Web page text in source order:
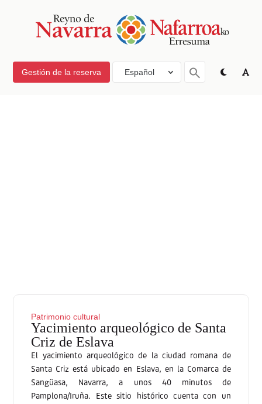
Gestión de la reserva Español
Patrimonio cultural
Yacimiento arqueológico de Santa
Criz de Eslava
El yacimiento arqueológico de la ciudad romana de
Santa Criz está ubicado en Eslava, en la Comarca de
Sangüasa, Navarra, a unos 40 minutos de
Pamplona/Iruña. Este sitio histórico cuenta con un